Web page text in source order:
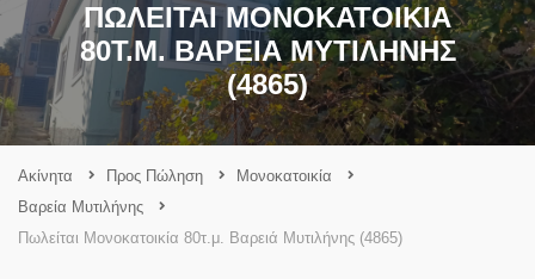
ΠΩΛΕΊΤΑΙ ΜΟΝΟΚΑΤΟΙΚΊΑ
80Τ.Μ. ΒΑΡΕΙΆ ΜΥΤΙΛΉΝΗΣ
(4865)
Ακίνητα Προς Πώληση
Μονοκατοικία
Βαρεία Μυτιλήνης
Πωλείται Μονοκατοικία 80τ.μ. Βαρειά Μυτιλήνης (4865)